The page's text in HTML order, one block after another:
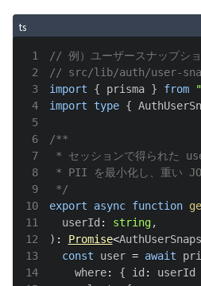
ts
1
// 例）ユーザースナップシ
2
// src/lib/auth/user-
3
import { prisma } from
4
import type {
5
6
7
8
9
*/
10
export async function
11
  userId
: string,
12
) : Promise<
13
const user = await
14
    where
: { id : userId